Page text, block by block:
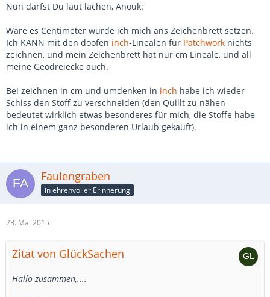
Nun darfst Du laut lachen, Anouk:
Wäre es Centimeter würde ich mich ans Zeichenbrett setzen.
Ich KANN mit den doofen inch-Linealen für Patchwork nichts
zeichnen, und mein Zeichenbrett hat nur cm Lineale, und all
meine Geodreiecke auch.
Bei zeichnen in cm und umdenken in inch habe ich wieder
Schiss den Stoff zu verschneiden (den Quillt zu nähen
bedeutet wirklich etwas besonderes für mich, die Stoffe habe
ich in einem ganz besonderen Urlaub gekauft).
Faulengraben
in ehrenvoller Erinnerung
23. Mai 2015
Zitat von GlückSachen
Hallo zusammen,....